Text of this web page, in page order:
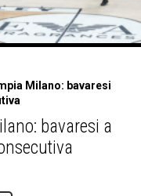
Milano: bavaresi
bavaresi a